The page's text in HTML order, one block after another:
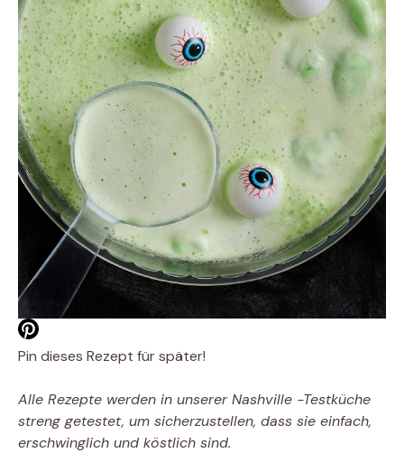
Pin dieses Rezept für später!
Alle Rezepte werden in unserer Nashville -Testküche
streng getestet, um sicherzustellen, dass sie einfach,
erschwinglich und köstlich sind.